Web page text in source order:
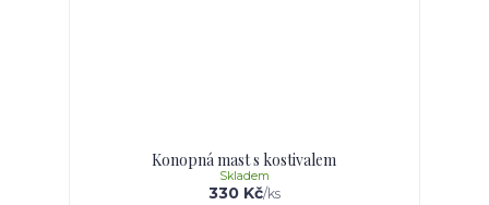
Konopná mast s kostivalem
330 Kč/ks
Skladem